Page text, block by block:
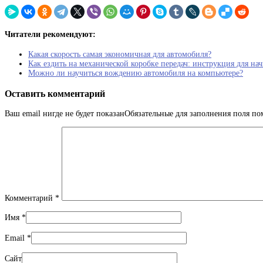
Читатели рекомендуют:
Какая скорость самая экономичная для автомобиля?
Как ездить на механической коробке передач: инструкция для
Можно ли научиться вождению автомобиля на компьютере?
Оставить комментарий
Ваш email нигде не будет показанОбязательные для заполнения поля
Комментарий *
Имя *
Email *
Сайт